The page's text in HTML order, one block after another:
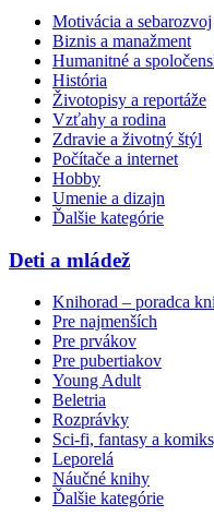
Motivácia a sebarozvoj
Biznis a manažment
Humanitné a
História
Životopisy a reportáže
Vzťahy a rodina
Zdravie a životný štýl
Počítače a internet
Hobby
Umenie a dizajn
Ďalšie kategórie
Deti a mládež
Knihorad – poradca
Pre najmenších
Pre prvákov
Pre pubertiakov
Young Adult
Beletria
Rozprávky
Sci-fi, fantasy a
Leporelá
Náučné knihy
Ďalšie kategórie